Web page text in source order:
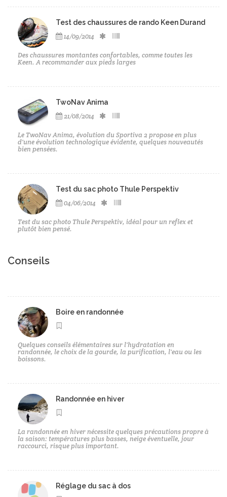
Test des chaussures de rando Keen Durand
14/09/2014
Des chaussures montantes confortables, comme toutes les
Keen. A recommander aux pieds larges
TwoNav Anima
21/08/2014
Le TwoNav Anima, évolution du Sportiva 2 propose en plus
d'une évolution technologique évidente, quelques nouveautés
bien pensées.
Test du sac photo Thule Perspektiv
04/06/2014
Test du sac photo Thule Perspektiv, idéal pour un reflex et
plutôt bien pensé.
Conseils
Boire en randonnée
Quelques conseils élémentaires sur l'hydratation en
randonnée, le choix de la gourde, la purification, l'eau ou les
boissons.
Randonnée en hiver
La randonnée en hiver nécessite quelques précautions propre à
la saison: températures plus basses, neige éventuelle, jour
raccourci, risque plus important.
Réglage du sac à dos